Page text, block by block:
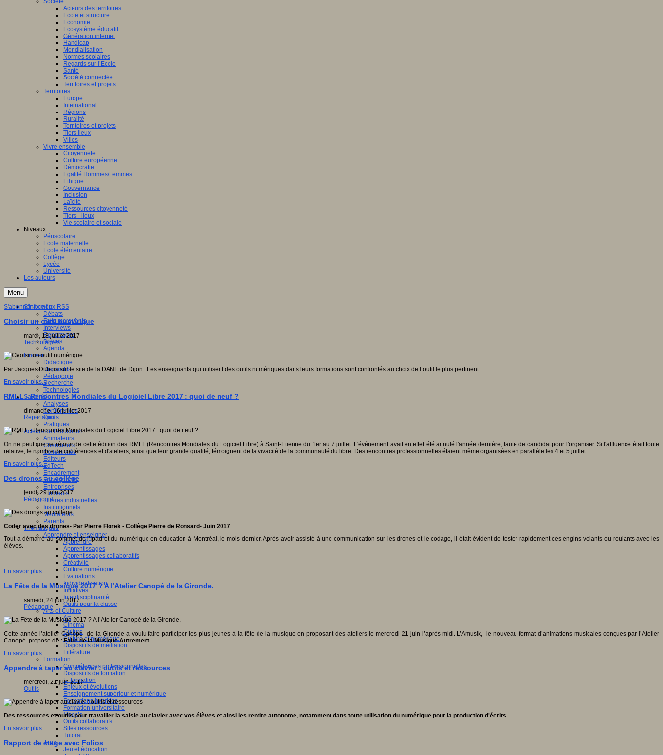
Société
Acteurs des territoires
Ecole et structure
Economie
Ecosystème éducatif
Génération internet
Handicap
Mondialisation
Normes scolaires
Regards sur l’Ecole
Santé
Société connectée
Territoires et projets
Territoires
Europe
International
Régions
Ruralité
Territoires et projets
Tiers lieux
Villes
Vivre ensemble
Citoyenneté
Culture européenne
Démocratie
Egalité Hommes/Femmes
Ethique
Gouvernance
Inclusion
Laïcité
Ressources citoyenneté
Tiers - lieux
Vie scolaire et sociale
Niveaux
Périscolaire
Ecole maternelle
Ecole élémentaire
Collège
Lycée
Université
Les auteurs
Menu
S'informer
Débats
Faits marquants
Interviews
Reportages
Brèves
Agenda
Innover
Didactique
Dispositifs
Pédagogie
Recherche
Technologies
Savoir(s)
Analyses
Conférences
Outils
Pratiques
Acteurs de l'éducation
Animateurs
Chercheurs
Collectivités
Editeurs
EdTech
Encadrement
Enseignants
Entreprises
Etudiants
Filières industrielles
Institutionnels
Médiateurs
Parents
Thématiques
Apprendre et enseigner
Apprendre
Apprentissages
Apprentissages collaboratifs
Créativité
Culture numérique
Evaluations
Individualisation
Initiatives
Interdisciplinarité
Outils pour la classe
Arts et Culture
Art
Cinéma
Culture
Culture et numérique
Dispositifs de médiation
Littérature
Formation
Compétences professionnelles
Dispositifs de formation
E- formation
Enjeux et évolutions
Enseignement supérieur et numérique
Formations hybrides
Formation universitaire
Mooc’s
Outils collaboratifs
Sites ressources
Tutorat
Jeux
Jeu et éducation
S'abonner à ce flux RSS
Choisir un outil numérique
mardi, 18 juillet 2017
Technologies
Par Jacques Dubois sur le site de la DANE de Dijon : Les enseignants qui utilisent des outils numériques dans leurs formations sont confrontés au choix de l’outil le plus pertinent.
En savoir plus...
RMLL - Rencontres Mondiales du Logiciel Libre 2017 : quoi de neuf ?
dimanche, 16 juillet 2017
Reportages
On ne peut que se réjouir de cette édition des RMLL (Rencontres Mondiales du Logiciel Libre) à Saint-Etienne du 1er au 7 juillet. L'événement avait en effet été annulé l'année dernière, faute de candidat pour l'organiser. Si l'affluence était toute
relative, le nombre de conférences et d'ateliers, ainsi que leur grande qualité, témoignent de la vivacité de la communauté du libre. Des rencontres professionnelles étaient même organisées en parallèle les 4 et 5 juillet.
En savoir plus...
Des drones au collège
jeudi, 29 juin 2017
Pédagogie
Coder avec des drones- Par Pierre Florek - Collège Pierre de Ronsard- Juin 2017
Tout a démarré au sommet de l’Ipad et du numérique en éducation à Montréal, le mois dernier. Après avoir assisté à une communication sur les drones et le codage, il était évident de tester rapidement ces engins volants ou roulants avec les
élèves.
En savoir plus...
La Fête de la Musique 2017 ? A l’Atelier Canopé de la Gironde.
samedi, 24 juin 2017
Pédagogie
Cette année l’atelier Canopé de la Gironde a voulu faire participer les plus jeunes à la fête de la musique en proposant des ateliers le mercredi 21 juin l’après-midi. L’Amusik, le nouveau format d’animations musicales conçues par l’Atelier
Canopé propose de :Faire de la Musique Autrement.
En savoir plus...
Appendre à taper au clavier : outils et ressources
mercredi, 21 juin 2017
Outils
Des ressources et outils pour travailler la saisie au clavier avec vos élèves et ainsi les rendre autonome, notamment dans toute utilisation du numérique pour la production d'écrits.
En savoir plus...
Rapport de stage avec Folios